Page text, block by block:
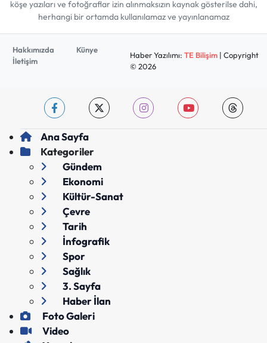
köşe yazıları ve fotoğraflar izin alınmaksızın kaynak gösterilse dahi,
herhangi bir ortamda kullanılamaz ve yayınlanamaz
Hakkımızda
Künye
İletişim
Haber Yazılımı: TE Bilişim| Copyright
© 2026
Ana Sayfa
Kategoriler
Gündem
Ekonomi
Kültür-Sanat
Çevre
Tarih
İnfografik
Spor
Sağlık
3. Sayfa
Haber İlan
Foto Galeri
Video